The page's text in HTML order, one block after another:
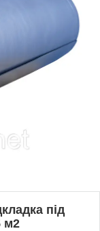
під
м2